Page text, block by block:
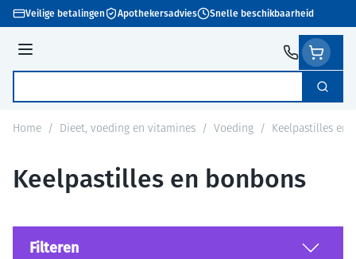
Ga naar de inhoud
Veilige betalingen Apothekersadvies Snelle beschikbaarheid
Menu
Zoek
Home / Dieet, voeding en vitamines / Voeding / Keelpastilles en
Keelpastilles en bonbons
Filteren